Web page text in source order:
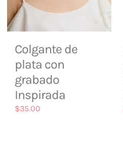
Colgante de
plata con
grabado
Inspirada
$35.00